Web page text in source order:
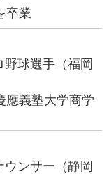
卒業
球選手（福岡
義塾大学商学
ンサー（静岡